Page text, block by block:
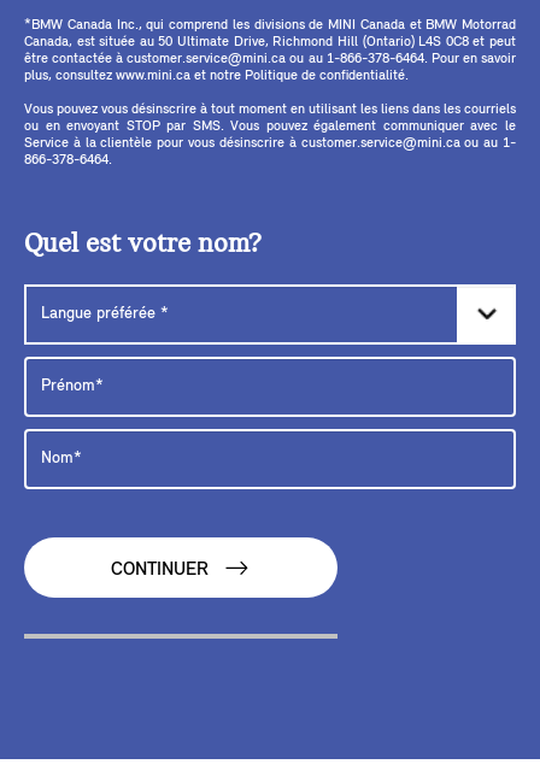
*BMW Canada Inc., qui comprend les divisions de MINI Canada et BMW Motorrad
Canada, est située au 50 Ultimate Drive, Richmond Hill (Ontario) L4S 0C8 et peut
être contactée à customer.service@mini.ca ou au 1-866-378-6464. Pour en savoir
plus, consultez www.mini.ca et notre Politique de confidentialité.
Vous pouvez vous désinscrire à tout moment en utilisant les liens dans les courriels
ou en envoyant STOP par SMS. Vous pouvez également communiquer avec le
Service à la clientèle pour vous désinscrire à customer.service@mini.ca ou au 1-
866-378-6464.
Quel est votre nom?
CONTINUER